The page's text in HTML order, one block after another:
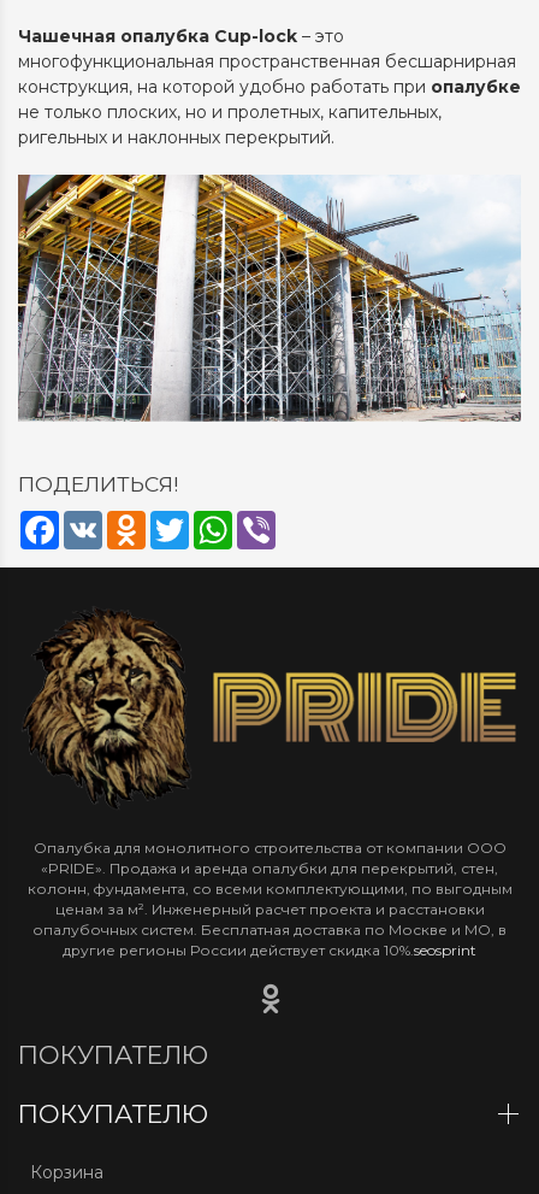
Чашечная опалубка Cup-lock – это
многофункциональная пространственная бесшарнирная
конструкция, на которой удобно работать при опалубке
не только плоских, но и пролетных, капительных,
ригельных и наклонных перекрытий.
ПОДЕЛИТЬСЯ!
Facebook
VK Odnoklassniki
TwitterWhatsApp
Опалубка для монолитного строительства от компании ООО
«PRIDE». Продажа и аренда опалубки для перекрытий, стен,
колонн, фундамента, со всеми комплектующими, по выгодным
ценам за м². Инженерный расчет проекта и расстановки
опалубочных систем. Бесплатная доставка по Москве и МО, в
другие регионы России действует скидка 10%. seosprint
ПОКУПАТЕЛЮ
ПОКУПАТЕЛЮ
Корзина